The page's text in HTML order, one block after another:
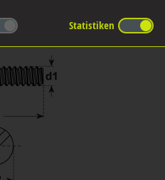
A4 rostfrei M8x60/60
Statistiken